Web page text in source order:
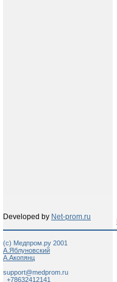
Developed by Net-prom.ru
(c) Медпром.ру 2001
А.Яблуновский
А.Акопянц
support@medprom.ru
+78632412141